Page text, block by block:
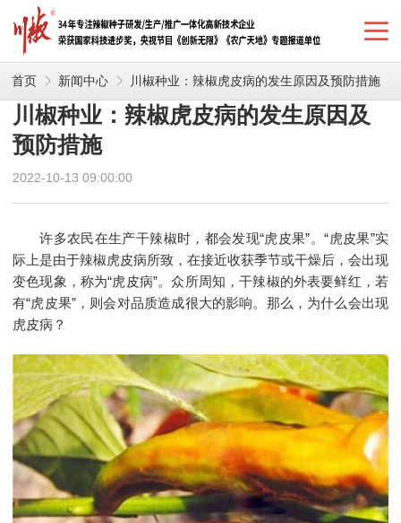
首页 新闻中心 川椒种业：辣椒虎皮病的发生原因及预防措施
川椒种业：辣椒虎皮病的发生原因及
预防措施
2022-10-13 09:00:00
许多农民在生产干辣椒时，都会发现“虎皮果”。“虎皮果”实
际上是由于辣椒虎皮病所致，在接近收获季节或干燥后，会出现
变色现象，称为“虎皮病”。众所周知，干辣椒的外表要鲜红，若
有“虎皮果”，则会对品质造成很大的影响。那么，为什么会出现
虎皮病？